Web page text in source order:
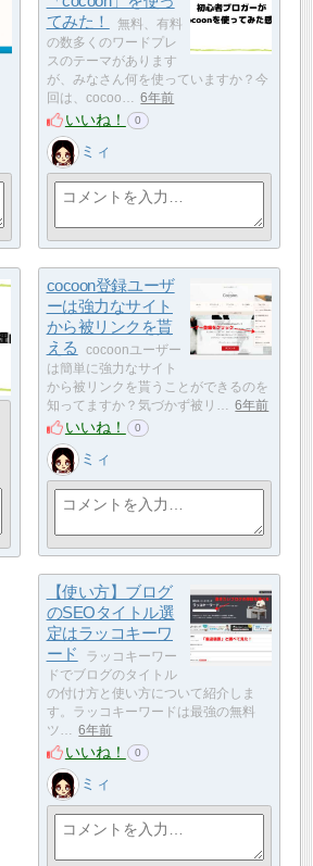
てみた！
無料、有料
の数多くのワードプレ
スのテーマがあります
が、みなさん何を使っていますか？今
回は、cocoo…
6年前
いいね！ 0
ミィ
cocoon登録ユーザ
ーは強力なサイト
から被リンクを貰
える
cocoonユーザー
は簡単に強力なサイト
から被リンクを貰うことができるのを
知ってますか？気づかず被リ…
6年前
いいね！ 0
ミィ
【使い方】ブログ
のSEOタイトル選
定はラッコキーワ
ード
ラッコキーワー
ドでブログのタイトル
の付け方と使い方について紹介しま
す。ラッコキーワードは最強の無料
ツ…
6年前
いいね！ 0
ミィ